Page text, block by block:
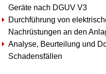
Geräte nach DGUV V3
Durchführung von
Nachrüstungen an den
Analyse, Beurteilung und
Schadensfällen